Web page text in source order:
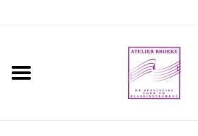
Home